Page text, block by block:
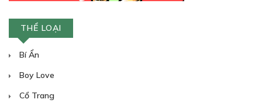
THỂ LOẠI
Bí Ẩn
Boy Love
Cổ Trang